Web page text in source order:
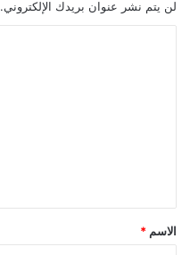
لن يتم نشر عنوان بريدك الإلكتروني.
*
الاسم *